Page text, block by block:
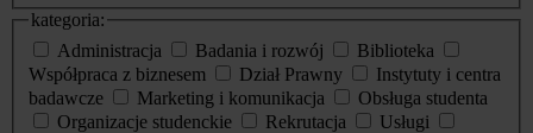
kategoria:
Administracja
Badania i rozwój
Biblioteka
Współpraca z biznesem
Dział Prawny
Instytuty i centra
badawcze
Marketing i komunikacja
Obsługa studenta
Organizacje studenckie
Rekrutacja
Usługi